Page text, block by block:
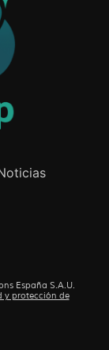
España S.A.U.
y protección de